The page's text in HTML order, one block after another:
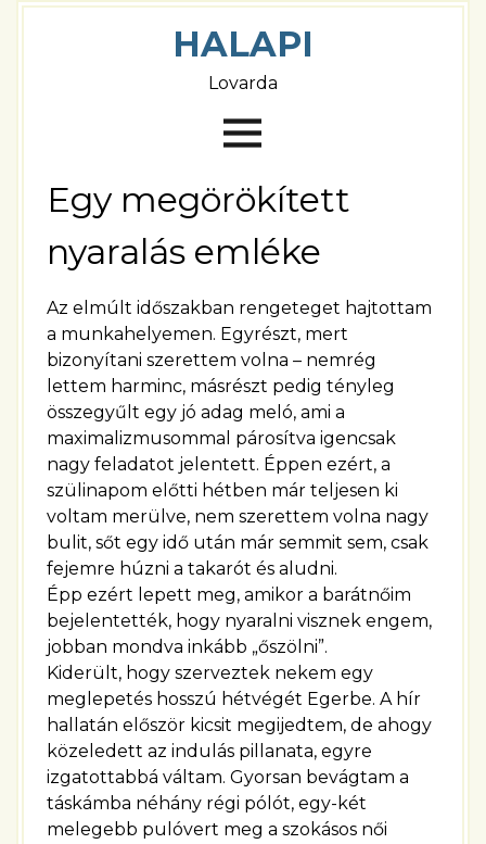
HALAPI
Lovarda
Egy megörökített
nyaralás emléke
Az elmúlt időszakban rengeteget hajtottam
a munkahelyemen. Egyrészt, mert
bizonyítani szerettem volna – nemrég
lettem harminc, másrészt pedig tényleg
összegyűlt egy jó adag meló, ami a
maximalizmusommal párosítva igencsak
nagy feladatot jelentett. Éppen ezért, a
szülinapom előtti hétben már teljesen ki
voltam merülve, nem szerettem volna nagy
bulit, sőt egy idő után már semmit sem, csak
fejemre húzni a takarót és aludni.
Épp ezért lepett meg, amikor a barátnőim
bejelentették, hogy nyaralni visznek engem,
jobban mondva inkább „őszölni”.
Kiderült, hogy szerveztek nekem egy
meglepetés hosszú hétvégét Egerbe. A hír
hallatán először kicsit megijedtem, de ahogy
közeledett az indulás pillanata, egyre
izgatottabbá váltam. Gyorsan bevágtam a
táskámba néhány régi pólót, egy-két
melegebb pulóvert meg a szokásos női